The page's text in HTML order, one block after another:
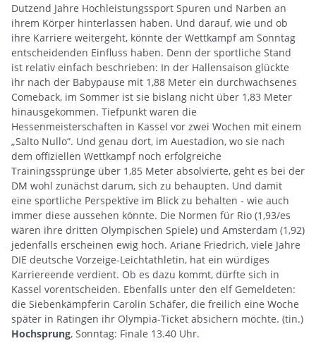
Dutzend Jahre Hochleistungssport Spuren und Narben an
ihrem Körper hinterlassen haben. Und darauf, wie und ob
ihre Karriere weitergeht, könnte der Wettkampf am Sonntag
entscheidenden Einfluss haben. Denn der sportliche Stand
ist relativ einfach beschrieben: In der Hallensaison glückte
ihr nach der Babypause mit 1,88 Meter ein durchwachsenes
Comeback, im Sommer ist sie bislang nicht über 1,83 Meter
hinausgekommen. Tiefpunkt waren die
Hessenmeisterschaften in Kassel vor zwei Wochen mit einem
„Salto Nullo“. Und genau dort, im Auestadion, wo sie nach
dem offiziellen Wettkampf noch erfolgreiche
Trainingssprünge über 1,85 Meter absolvierte, geht es bei der
DM wohl zunächst darum, sich zu behaupten. Und damit
eine sportliche Perspektive im Blick zu behalten - wie auch
immer diese aussehen könnte. Die Normen für Rio (1,93/es
wären ihre dritten Olympischen Spiele) und Amsterdam (1,92)
jedenfalls erscheinen ewig hoch. Ariane Friedrich, viele Jahre
DIE deutsche Vorzeige-Leichtathletin, hat ein würdiges
Karriereende verdient. Ob es dazu kommt, dürfte sich in
Kassel vorentscheiden. Ebenfalls unter den elf Gemeldeten:
die Siebenkämpferin Carolin Schäfer, die freilich eine Woche
später in Ratingen ihr Olympia-Ticket absichern möchte. (tin.)
Hochsprung, Sonntag: Finale 13.40 Uhr.